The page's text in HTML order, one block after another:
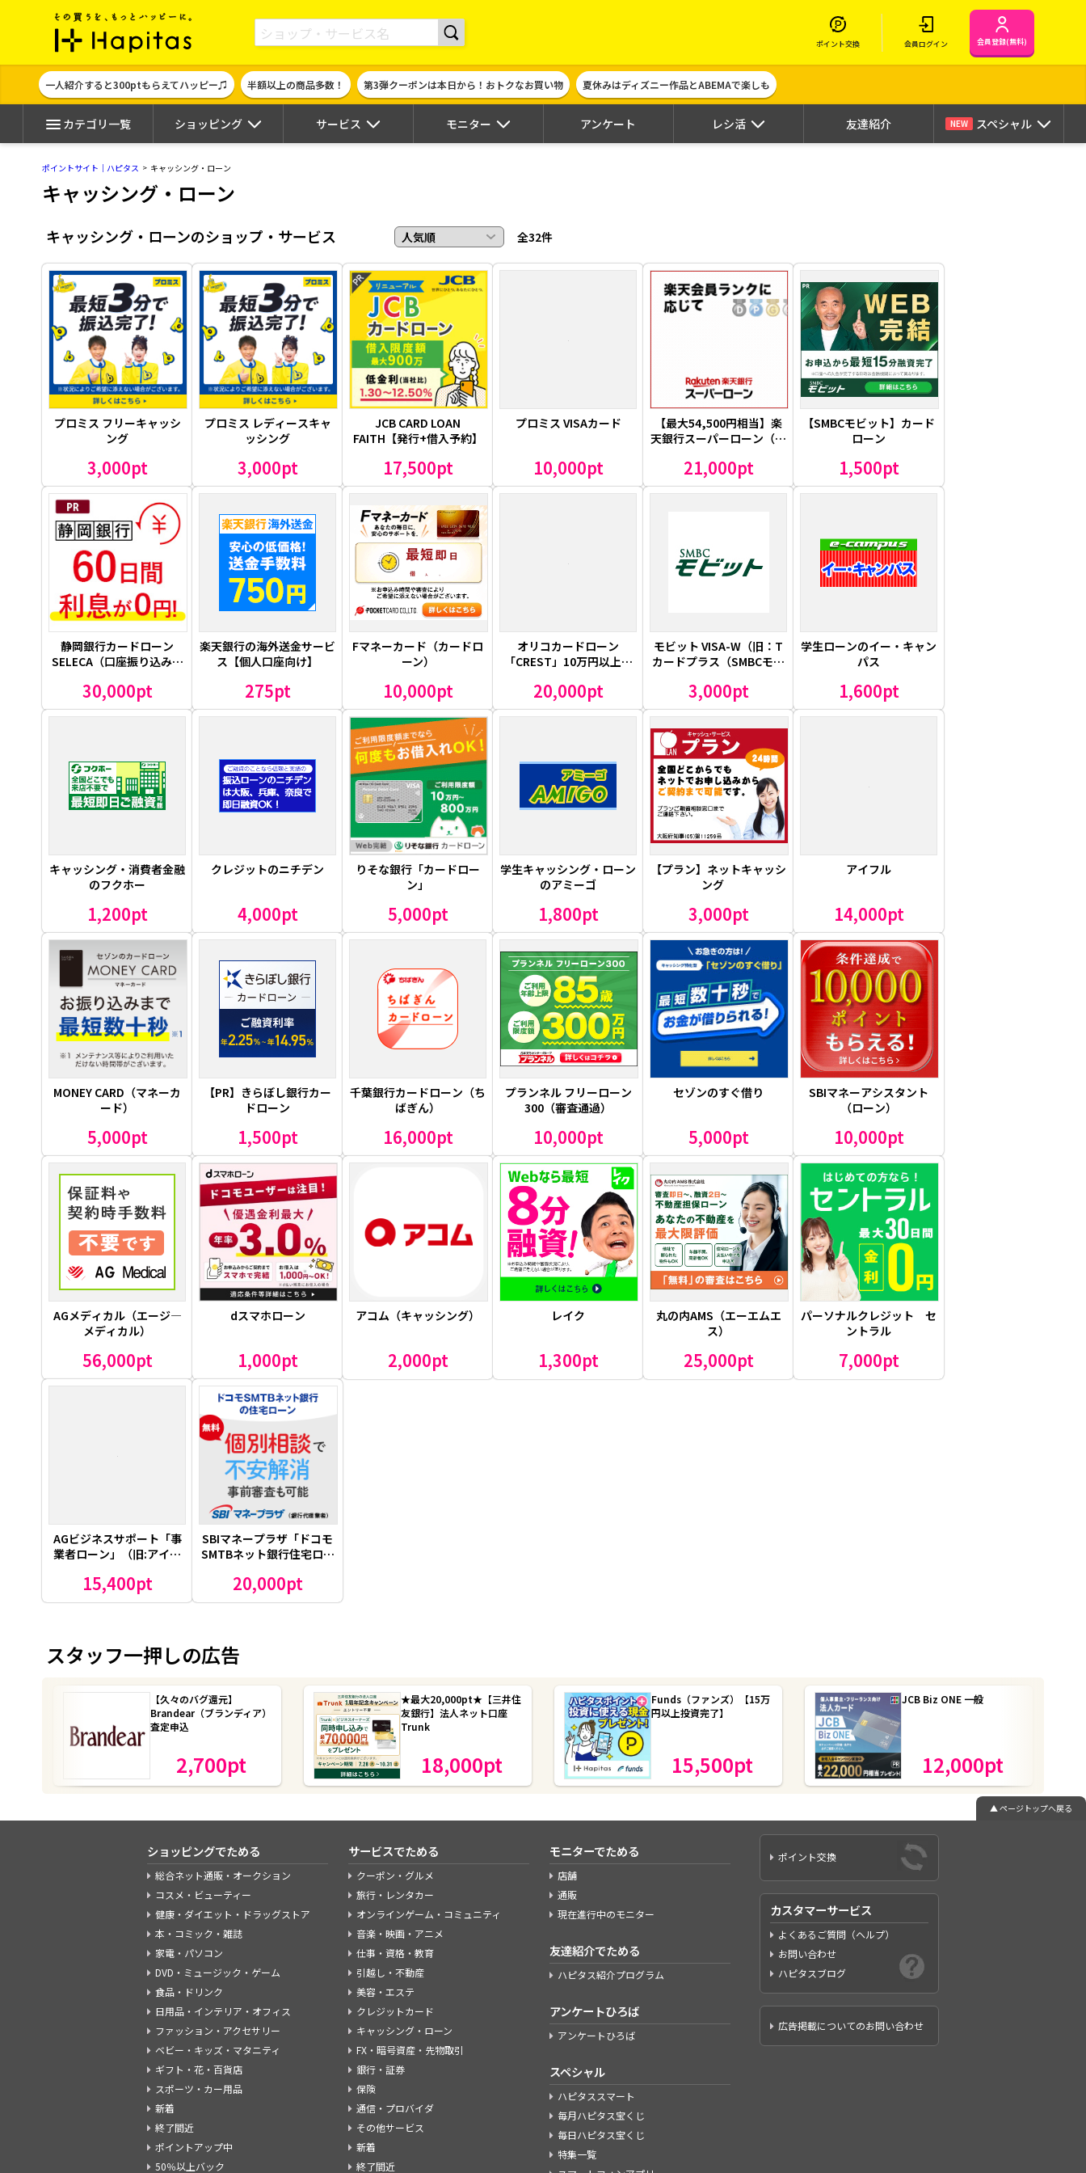
ポイント貯めて現金やギフト券に交換できるポイントサイト | ハピタス
ポイント交換 会員ログイン 会員登録(無料)
一人紹介すると300ptもらえてハッピー♫ 半額以上の商品多数！ 第3弾クーポンは本日から！おトクなお買い物 夏休みはディズニー作品とABEMAで楽しも
カテゴリ一覧 ショッピング サービス モニター アンケート レシ活 友達紹介 NEW スペシャル
ポイントサイト｜ハピタス キャッシング・ローン
キャッシング・ローン
キャッシング・ローンのショップ・サービス 全32件
プロミス フリーキャッシ
ング
3,000pt
プロミス レディースキャ
ッシング
3,000pt
JCB CARD LOAN
FAITH【発行+借入予約】
17,500pt
プロミス VISAカード
10,000pt
【最大54,500円相当】楽
天銀行スーパーローン（カ
21,000pt
【SMBCモビット】カード
ローン
1,500pt
静岡銀行カードローン
SELECA（口座振り込みで
30,000pt
楽天銀行の海外送金サービ
ス【個人口座向け】
275pt
Fマネーカード（カードロ
ーン）
10,000pt
オリコカードローン
「CREST」10万円以上利
20,000pt
モビット VISA-W（旧：T
カードプラス（SMBCモビ
3,000pt
学生ローンのイー・キャン
パス
1,600pt
キャッシング・消費者金融
のフクホー
1,200pt
クレジットのニチデン
4,000pt
りそな銀行「カードロー
ン」
5,000pt
学生キャッシング・ローン
のアミーゴ
1,800pt
【プラン】ネットキャッシ
ング
3,000pt
アイフル
14,000pt
MONEY CARD（マネーカ
ード）
5,000pt
【PR】きらぼし銀行カー
ドローン
1,500pt
千葉銀行カードローン（ち
ばぎん）
16,000pt
プランネル フリーローン
300（審査通過）
10,000pt
セゾンのすぐ借り
5,000pt
SBIマネーアシスタント
（ローン）
10,000pt
AGメディカル（エージ―
メディカル）
56,000pt
dスマホローン
1,000pt
アコム（キャッシング）
2,000pt
レイク
1,300pt
丸の内AMS（エーエムエ
ス）
25,000pt
パーソナルクレジット セ
ントラル
7,000pt
AGビジネスサポート「事
業者ローン」（旧:アイフ
15,400pt
SBIマネープラザ「ドコモ
SMTBネット銀行住宅ロー
20,000pt
スタッフ一押しの広告
【久々のバグ還元】
Brandear（ブランディア）
査定申込
2,700pt
★最大20,000pt★【三井住
友銀行】法人ネット口座
Trunk
18,000pt
Funds（ファンズ）【15万
円以上投資完了】
15,500pt
JCB Biz ONE 一般
12,000pt
▲ ページトップへ戻る
ショッピングでためる
総合ネット通販・オークション
コスメ・ビューティー
健康・ダイエット・ドラッグストア
本・コミック・雑誌
家電・パソコン
DVD・ミュージック・ゲーム
食品・ドリンク
日用品・インテリア・オフィス
ファッション・アクセサリー
ベビー・キッズ・マタニティ
ギフト・花・百貨店
スポーツ・カー用品
新着
終了間近
ポイントアップ中
50％以上バック
サービスでためる
クーポン・グルメ
旅行・レンタカー
オンラインゲーム・コミュニティ
音楽・映画・アニメ
仕事・資格・教育
引越し・不動産
美容・エステ
クレジットカード
キャッシング・ローン
FX・暗号資産・先物取引
銀行・証券
保険
通信・プロバイダ
その他サービス
新着
終了間近
モニターでためる
店舗
通販
現在進行中のモニター
友達紹介でためる
ハピタス紹介プログラム
アンケートひろば
アンケートひろば
スペシャル
ハピタススマート
毎月ハピタス宝くじ
毎日ハピタス宝くじ
特集一覧
ポイント交換
カスタマーサービス
よくあるご質問（ヘルプ）
お問い合わせ
ハピタスブログ
広告掲載についてのお問い合わせ